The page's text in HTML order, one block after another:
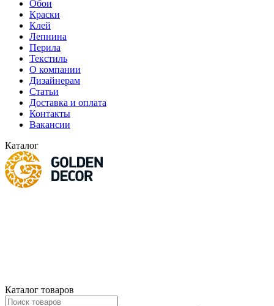
Обои
Краски
Клей
Лепнина
Перила
Текстиль
О компании
Дизайнерам
Статьи
Доставка и оплата
Контакты
Вакансии
Каталог
Каталог товаров